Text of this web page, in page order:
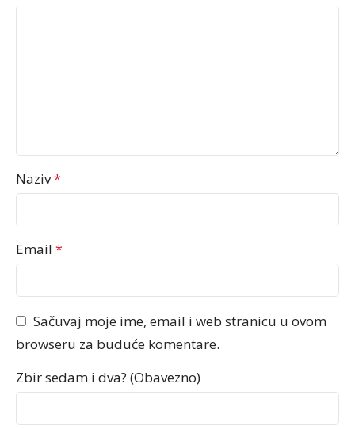
Naziv*
Email *
Sačuvaj moje ime, email i web stranicu u ovom
browseru za buduće komentare.
Zbir sedam i dva? (Obavezno)